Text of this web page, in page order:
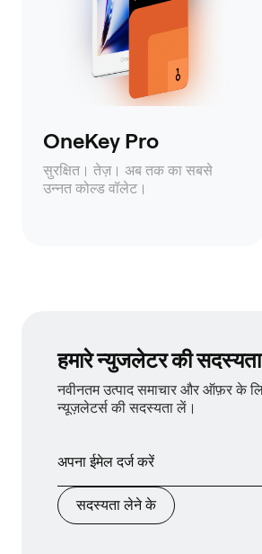
OneKey Pro
सुरक्षित। तेज़। अब तक का सबसे
उन्नत कोल्ड वॉलेट।
हमारे न्युजलेटर की
नवीनतम उत्पाद समाचार और ऑफ़र के
न्यूज़लेटर्स की सदस्यता लें।
सदस्यता लेने के